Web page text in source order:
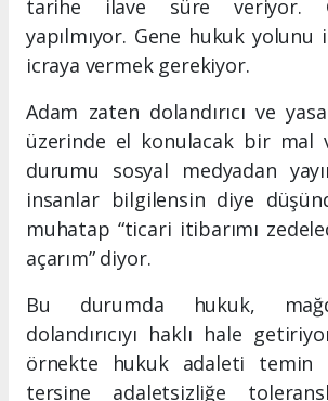
tarihe ilave süre veriyor.
yapılmıyor. Gene hukuk yolunu
icraya vermek gerekiyor.
Adam zaten dolandırıcı ve
üzerinde el konulacak bir mal
durumu sosyal medyadan
insanlar bilgilensin diye
muhatap “ticari itibarımı
açarım” diyor.
Bu durumda hukuk,
dolandırıcıyı haklı hale
örnekte hukuk adaleti temin
tersine adaletsizliğe